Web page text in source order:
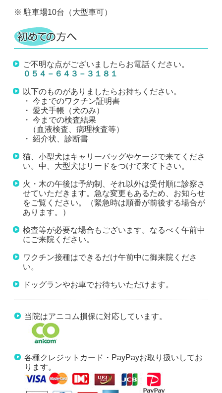
※ 駐車場10台（大型車可）
ご不明な点がございましたらお電話ください。
０５４－６４３－３１８１
以下のものがありましたらお持ちください。
・ 今までのワクチン証明書
・ 愛犬手帳（犬のみ）
・ 今までの検査結果
（血液検査、病理検査等）
・ 紹介状、診断書
猫、小型犬はキャリーバッグやケージで来てくださ
い。中、大型犬はリードをつけて来て下さい。
火・木の午後は予約制、それ以外は受付順に診察さ
せていただきます。急な変更もあるため、お知らせ
をご覧ください。（緊急時は順番が前後する場合が
あります。）
検査等が必要な場合もございます。なるべく午前中
にご来院ください。
ワクチン接種はできるだけ午前中に御来院くださ
い。
ドッグランやお車でお待ちいただけます。
当院はアニコム損保に対応しています。
各種クレジットカード・PayPayお取り扱いしてお
ります。